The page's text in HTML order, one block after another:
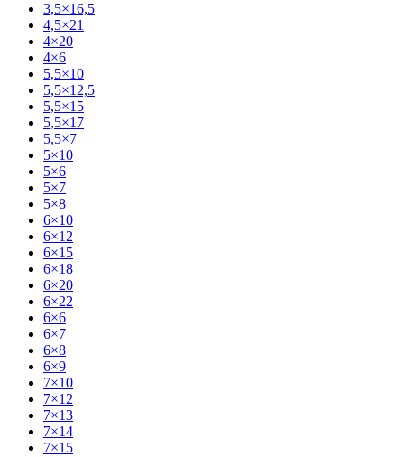
3,5×16,5
4,5×21
4×20
4×6
5,5×10
5,5×12,5
5,5×15
5,5×17
5,5×7
5×10
5×6
5×7
5×8
6×10
6×12
6×15
6×18
6×20
6×22
6×6
6×7
6×8
6×9
7×10
7×12
7×13
7×14
7×15